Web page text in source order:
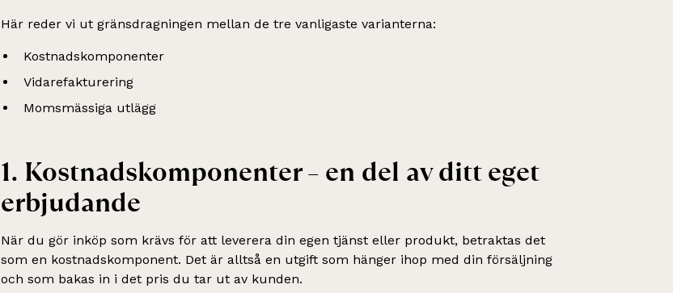
Här reder vi ut gränsdragningen mellan de tre vanligaste varianterna:
Kostnadskomponenter
Vidarefakturering
Momsmässiga utlägg
1. Kostnadskomponenter – en del av ditt eget
erbjudande
När du gör inköp som krävs för att leverera din egen tjänst eller produkt, betraktas det
som en kostnadskomponent. Det är alltså en utgift som hänger ihop med din försäljning
och som bakas in i det pris du tar ut av kunden.